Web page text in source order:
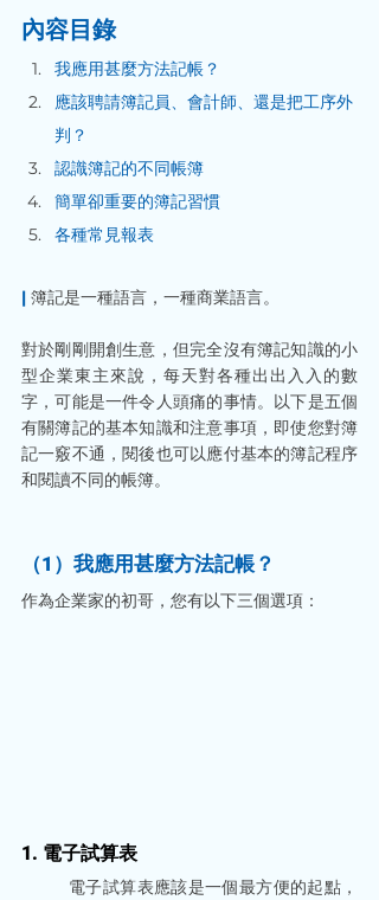
內容目錄
我應用甚麼方法記帳？
應該聘請簿記員、會計師、還是把工序外
判？
認識簿記的不同帳簿
簡單卻重要的簿記習慣
各種常見報表
| 簿記是一種語言，一種商業語言。
對於剛剛開創生意，但完全沒有簿記知識的小
型企業東主來說，每天對各種出出入入的數
字，可能是一件令人頭痛的事情。以下是五個
有關簿記的基本知識和注意事項，即使您對簿
記一竅不通，閱後也可以應付基本的簿記程序
和閱讀不同的帳簿。
（1）我應用甚麼方法記帳？
作為企業家的初哥，您有以下三個選項：
1. 電子試算表
電子試算表應該是一個最方便的起點，